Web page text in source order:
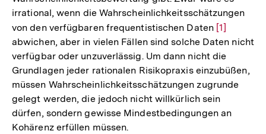
irrational, wenn die Wahrscheinlichkeitsschätzungen
von den verfügbaren frequentistischen Daten Zur
Auflösung
der
Fußnote
[1]
abwichen, aber in vielen Fällen sind solche Daten nicht
verfügbar oder unzuverlässig. Um dann nicht die
Grundlagen jeder rationalen Risikopraxis einzubüßen,
müssen Wahrscheinlichkeitsschätzungen zugrunde
gelegt werden, die jedoch nicht willkürlich sein
dürfen, sondern gewisse Mindestbedingungen an
Kohärenz erfüllen müssen.